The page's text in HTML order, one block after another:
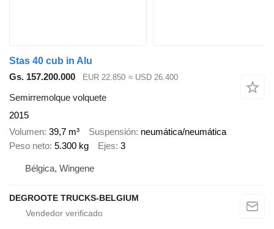
Stas 40 cub in Alu
Gs. 157.200.000
EUR 22.850 ≈ USD 26.400
Semirremolque volquete
2015
Volumen 39,7 m³ Suspensión neumática/neumática
Peso neto 5.300 kg Ejes 3
Bélgica, Wingene
DEGROOTE TRUCKS-BELGIUM